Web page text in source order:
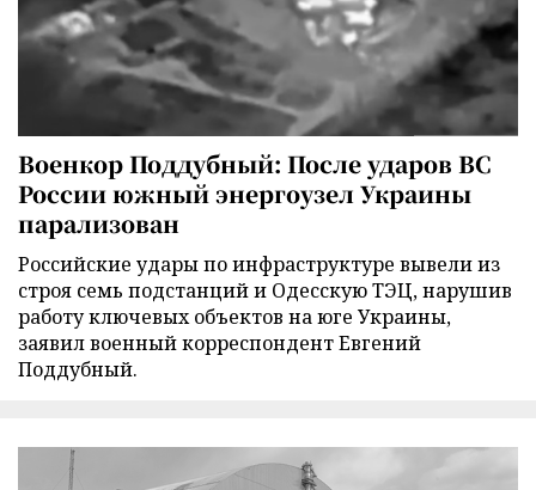
Военкор Поддубный: После ударов ВС
России южный энергоузел Украины
парализован
Российские удары по инфраструктуре вывели из
строя семь подстанций и Одесскую ТЭЦ, нарушив
работу ключевых объектов на юге Украины,
заявил военный корреспондент Евгений
Поддубный.